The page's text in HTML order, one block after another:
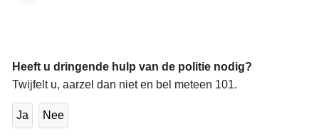
Heeft u dringende hulp van de politie nodig?
Twijfelt u, aarzel dan niet en bel meteen 101.
Ja Nee